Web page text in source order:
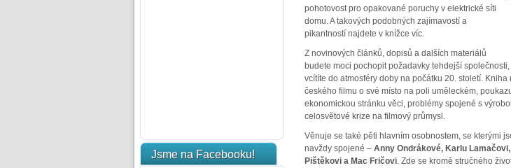
Jsme na Facebooku!
pohotovost pro opakované poruchy v elektrické síti
domu. A takových podobných zajímavostí a
pikantností najdete v knížce víc.
Z novinových článků, dopisů a dalších materiálů
budete moci pochopit požadavky tehdejší
vcítíte do atmosféry doby na počátku 20. století.
českého filmu o své místo na poli uměleckém,
ekonomickou stránku věci, problémy spojené s
celosvětové krize na filmový průmysl.
Věnuje se také pěti hlavním osobnostem, se kterými
navždy spojené – Anny Ondrákové, Karlu
Pištěkovi a Mac Fričovi. Zde se kromě stručného